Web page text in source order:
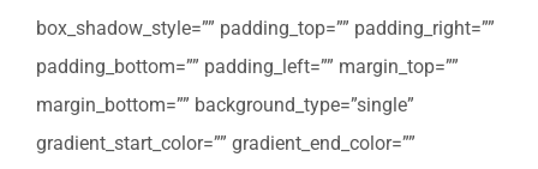
box_shadow_style=”” padding_top=”” padding_right=””
padding_bottom=”” padding_left=”” margin_top=””
margin_bottom=”” background_type=”single”
gradient_start_color=”” gradient_end_color=””